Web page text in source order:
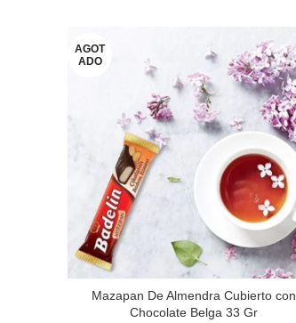
AGOT
ADO
Mazapan De Almendra Cubierto con
Chocolate Belga 33 Gr